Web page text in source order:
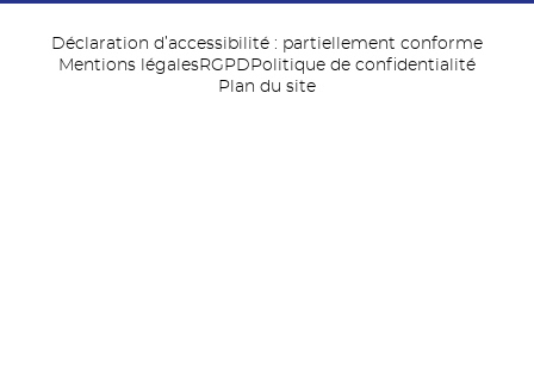
Déclaration d’accessibilité : partiellement conforme
Mentions légalesRGPD Politique de confidentialité
Plan du site